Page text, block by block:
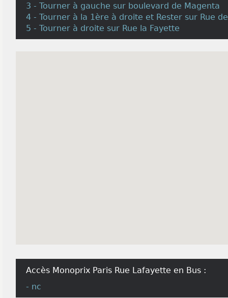
3 - Tourner à gauche sur boulevard de Magenta
4 - Tourner à la 1ère à droite et Rester sur Rue
5 - Tourner à droite sur Rue la Fayette
Accès Monoprix Paris Rue Lafayette en Bus :
- nc